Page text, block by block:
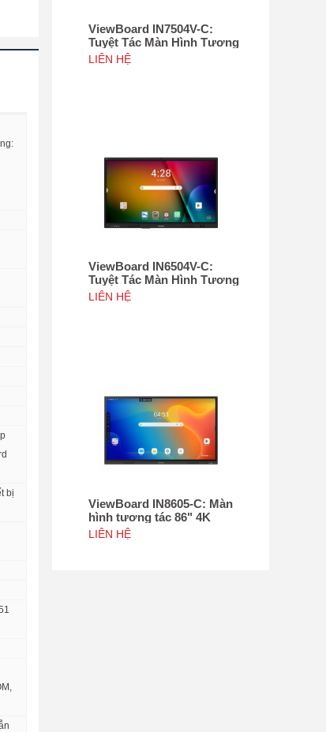
bị
ViewBoard IN7504V-C:
Tuyệt Tác Màn Hình Tương
Tác 75", Tích hợp camera
4K độ phân giải 50MP, NFC
LIÊN HỆ
ViewBoard IN6504V-C:
Tuyệt Tác Màn Hình Tương
Tác 65inch, Tích hợp
camera 4K độ phân giải
LIÊN HỆ
ViewBoard IN8605-C: Màn
hình tương tác 86" 4K
ViewBoard Chứng nhận
Google EDLA
LIÊN HỆ